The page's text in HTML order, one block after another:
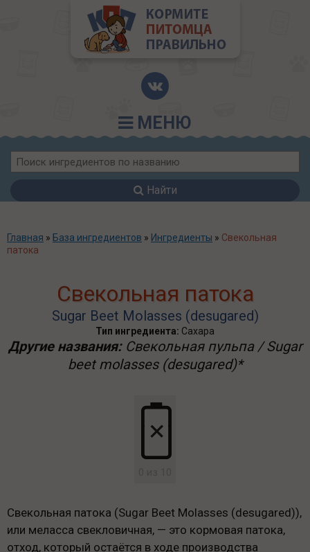
МЕНЮ
Найти
Главная » База ингредиентов » Ингредиенты » Свекольная
патока
Свекольная патока
Sugar Beet Molasses (desugared)
Тип ингредиента: Сахара
Другие названия:Свекольная пульпа / Sugar
beet molasses (desugared)*
Свекольная патока (Sugar Beet Molasses (desugared)),
или меласса свекловичная, — это кормовая патока,
отход, который остаётся в ходе производства